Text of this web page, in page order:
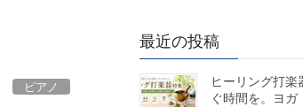
ピアノ
最近の投稿
ヒーリング打楽
ぐ時間を。ヨ